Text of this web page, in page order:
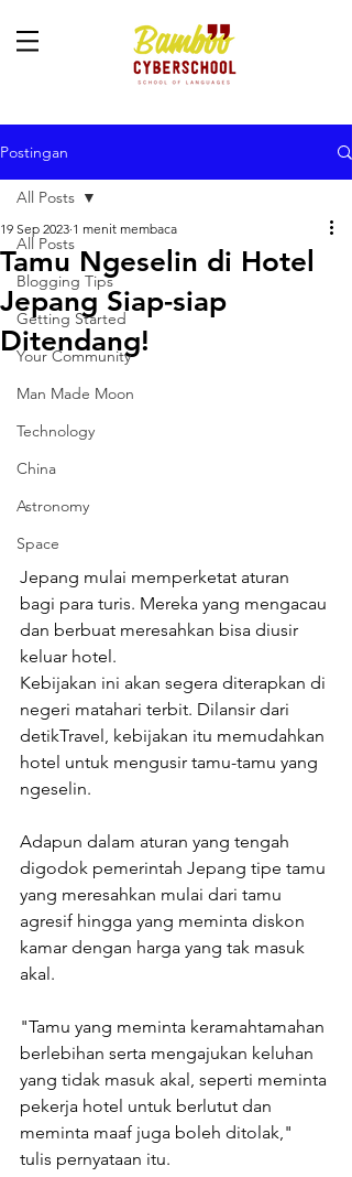
Postingan
All Posts
Blogging Tips
Getting Started
Your Community
Man Made Moon
Technology
China
Astronomy
Space
All Posts
Tamu Ngeselin di Hotel
Jepang Siap-siap
Ditendang!
19 Sep 2023 1 menit membaca
Jepang mulai memperketat aturan
bagi para turis. Mereka yang mengacau
dan berbuat meresahkan bisa diusir
keluar hotel.
Kebijakan ini akan segera diterapkan di
negeri matahari terbit. Dilansir dari
detikTravel, kebijakan itu memudahkan
hotel untuk mengusir tamu-tamu yang
ngeselin.
Adapun dalam aturan yang tengah
digodok pemerintah Jepang tipe tamu
yang meresahkan mulai dari tamu
agresif hingga yang meminta diskon
kamar dengan harga yang tak masuk
akal.
"Tamu yang meminta keramahtamahan
berlebihan serta mengajukan keluhan
yang tidak masuk akal, seperti meminta
pekerja hotel untuk berlutut dan
meminta maaf juga boleh ditolak,"
tulis pernyataan itu.